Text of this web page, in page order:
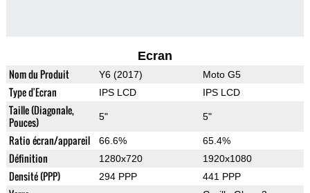
Ecran
Nom du Produit Y6 (2017) Moto G5
Type d'Ecran IPS LCD IPS LCD
Taille (Diagonale,
Pouces)
5" 5"
Ratio écran/appareil 66.6% 65.4%
Définition 1280x720 1920x1080
Densité (PPP) 294 PPP 441 PPP